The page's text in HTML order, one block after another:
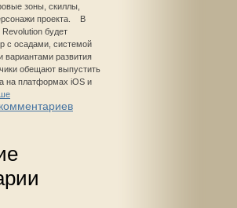
зоны, скиллы,
проекта. В
будет
с осадами, системой
вариантами развития
обещают выпустить
на платформах iOS и